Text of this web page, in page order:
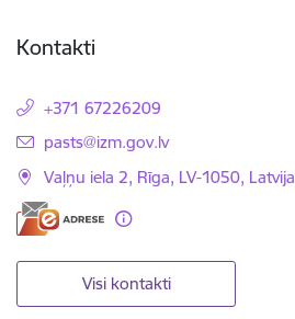
Kontakti
+371 67226209
E-pasts:
pasts@izm.gov.lv
Vaļņu iela 2, Rīga, LV-1050, Latvija
Visi kontakti